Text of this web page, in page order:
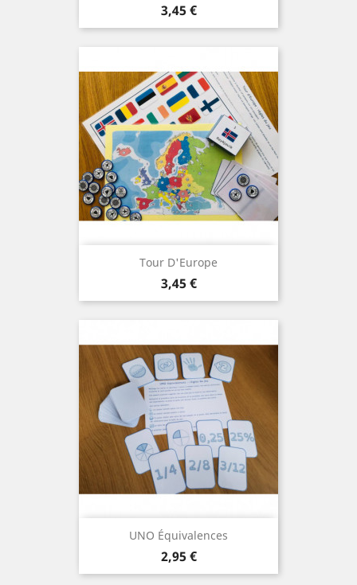
Prix
3,45 €
Tour D'Europe
Prix
3,45 €
UNO Équivalences
Prix
2,95 €